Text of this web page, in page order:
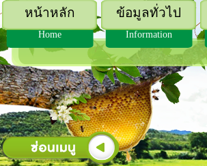
หน้าหลัก
Home
ข้อมูลทั่วไป
Information